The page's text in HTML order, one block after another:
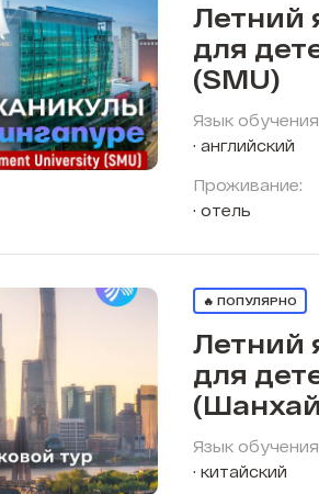
Летний
для
(SMU)
Язык
английский
Проживание:
отель
🔥 ПОПУЛЯРНО
Летний
для
Язык
китайский